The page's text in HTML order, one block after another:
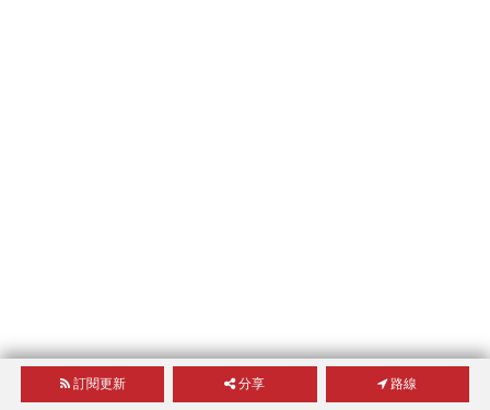
訂閱更新 分享 路線